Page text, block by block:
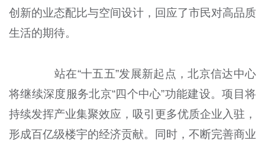
创新的业态配比与空间设计，回应了市民对高品质
生活的期待。
站在“十五五”发展新起点，北京信达中心
将继续深度服务北京“四个中心”功能建设。项目将
持续发挥产业集聚效应，吸引更多优质企业入驻，
形成百亿级楼宇的经济贡献。同时，不断完善商业